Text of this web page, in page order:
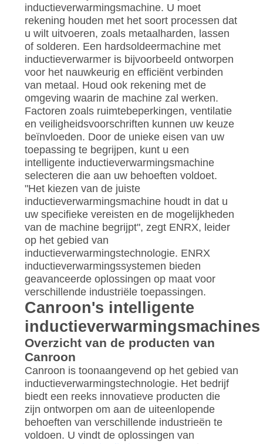
inductieverwarmingsmachine. U moet
rekening houden met het soort processen dat
u wilt uitvoeren, zoals metaalharden, lassen
of solderen. Een hardsoldeermachine met
inductieverwarmer is bijvoorbeeld ontworpen
voor het nauwkeurig en efficiënt verbinden
van metaal. Houd ook rekening met de
omgeving waarin de machine zal werken.
Factoren zoals ruimtebeperkingen, ventilatie
en veiligheidsvoorschriften kunnen uw keuze
beïnvloeden. Door de unieke eisen van uw
toepassing te begrijpen, kunt u een
intelligente inductieverwarmingsmachine
selecteren die aan uw behoeften voldoet.
"Het kiezen van de juiste
inductieverwarmingsmachine houdt in dat u
uw specifieke vereisten en de mogelijkheden
van de machine begrijpt", zegt ENRX, leider
op het gebied van
inductieverwarmingstechnologie. ENRX
inductieverwarmingssystemen bieden
geavanceerde oplossingen op maat voor
verschillende industriële toepassingen.
Canroon's intelligente
inductieverwarmingsmachines
Overzicht van de producten van
Canroon
Canroon is toonaangevend op het gebied van
inductieverwarmingstechnologie. Het bedrijf
biedt een reeks innovatieve producten die
zijn ontworpen om aan de uiteenlopende
behoeften van verschillende industrieën te
voldoen. U vindt de oplossingen van